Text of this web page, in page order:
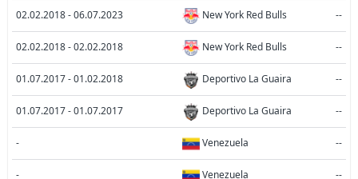
02.02.2018 - 06.07.2023 New York Red Bulls --
02.02.2018 - 02.02.2018 New York Red Bulls --
01.07.2017 - 01.02.2018 Deportivo La Guaira --
01.07.2017 - 01.07.2017 Deportivo La Guaira --
- Venezuela --
- Venezuela --